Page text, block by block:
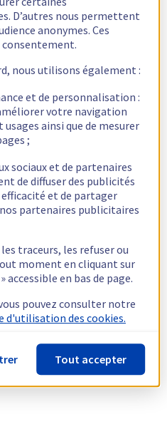
D’autres nous permettent
anonymes. Ces
consentement.
nous utilisons également :
et de personnalisation :
votre navigation
ainsi que de mesurer
;
sociaux et de partenaires
de diffuser des publicités
et de partager
partenaires publicitaires
traceurs, les refuser ou
moment en cliquant sur
accessible en bas de page.
pouvez consulter notre
des cookies.
Tout accepter